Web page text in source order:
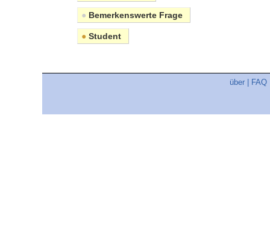
● Bemerkenswerte Frage
● Student
über FAQ